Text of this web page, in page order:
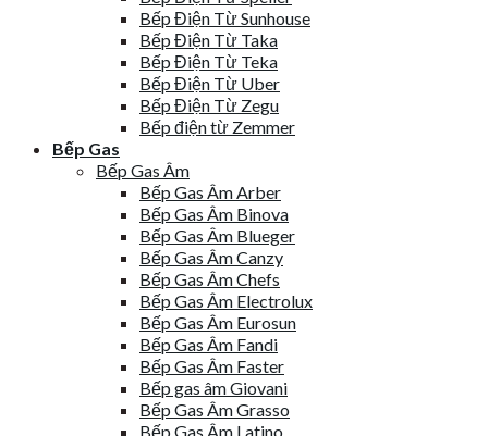
Bếp Điện Từ Sunhouse
Bếp Điện Từ Taka
Bếp Điện Từ Teka
Bếp Điện Từ Uber
Bếp Điện Từ Zegu
Bếp điện từ Zemmer
Bếp Gas
Bếp Gas Âm
Bếp Gas Âm Arber
Bếp Gas Âm Binova
Bếp Gas Âm Blueger
Bếp Gas Âm Canzy
Bếp Gas Âm Chefs
Bếp Gas Âm Electrolux
Bếp Gas Âm Eurosun
Bếp Gas Âm Fandi
Bếp Gas Âm Faster
Bếp gas âm Giovani
Bếp Gas Âm Grasso
Bếp Gas Âm Latino